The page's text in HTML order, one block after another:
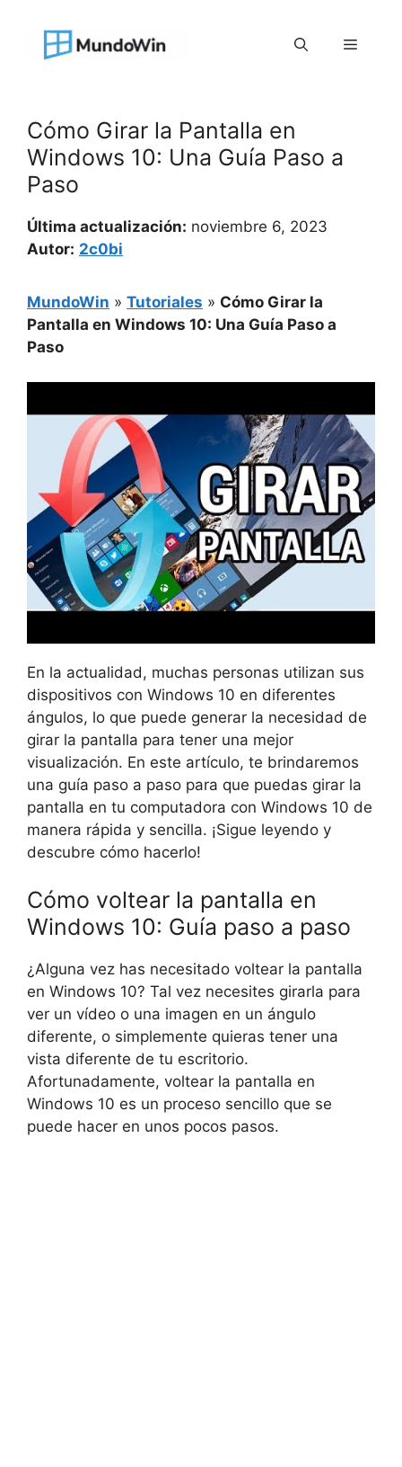
contenido
Menú
Cómo Girar la Pantalla en
Windows 10: Una Guía Paso a
Paso
Última actualización: noviembre 6, 2023
Autor: 2c0bi
MundoWin » Tutoriales » Cómo Girar la
Pantalla en Windows 10: Una Guía Paso a
Paso
En la actualidad, muchas personas utilizan sus
dispositivos con Windows 10 en diferentes
ángulos, lo que puede generar la necesidad de
girar la pantalla para tener una mejor
visualización. En este artículo, te brindaremos
una guía paso a paso para que puedas girar la
pantalla en tu computadora con Windows 10 de
manera rápida y sencilla. ¡Sigue leyendo y
descubre cómo hacerlo!
Cómo voltear la pantalla en
Windows 10: Guía paso a paso
¿Alguna vez has necesitado voltear la pantalla
en Windows 10? Tal vez necesites girarla para
ver un vídeo o una imagen en un ángulo
diferente, o simplemente quieras tener una
vista diferente de tu escritorio.
Afortunadamente, voltear la pantalla en
Windows 10 es un proceso sencillo que se
puede hacer en unos pocos pasos.